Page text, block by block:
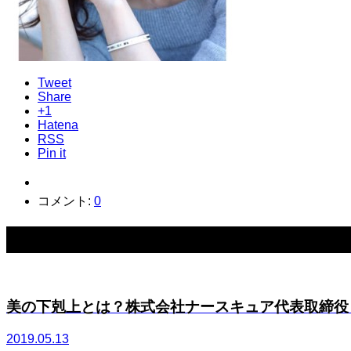
Tweet
Share
+1
Hatena
RSS
Pin it
コメント: 0
美の下剋上とは？株式会社ナースキュア代表取締
2019.05.13